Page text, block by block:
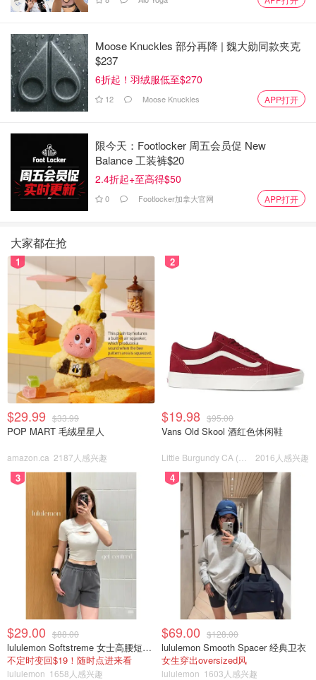
统，暂时不对加拿大征关税！
省钱君
Moose Knuckles 部分再降 | 魏大勋同款夹克
$237
6折起！羽绒服低至$270
12 Moose Knuckles APP打开
限今天：Footlocker 周五会员促 New
Balance 工装裤$20
2.4折起+至高得$50
0 Footlocker加拿大官网 APP打开
大家都在抢
1
$29.99 $33.99
POP MART 毛绒星星人
amazon.ca 2187人感兴趣
2
$19.98 $95.00
Vans Old Skool 酒红色休闲鞋
2016人感兴趣
3
$29.00 $88.00
lululemon Softstreme 女士高腰短裤 10cm
不定时变回$19！随时点进来看
lululemon 1658人感兴趣
4
$69.00 $128.00
lululemon Smooth Spacer 经典卫衣
女生穿出oversized风
lululemon 1603人感兴趣